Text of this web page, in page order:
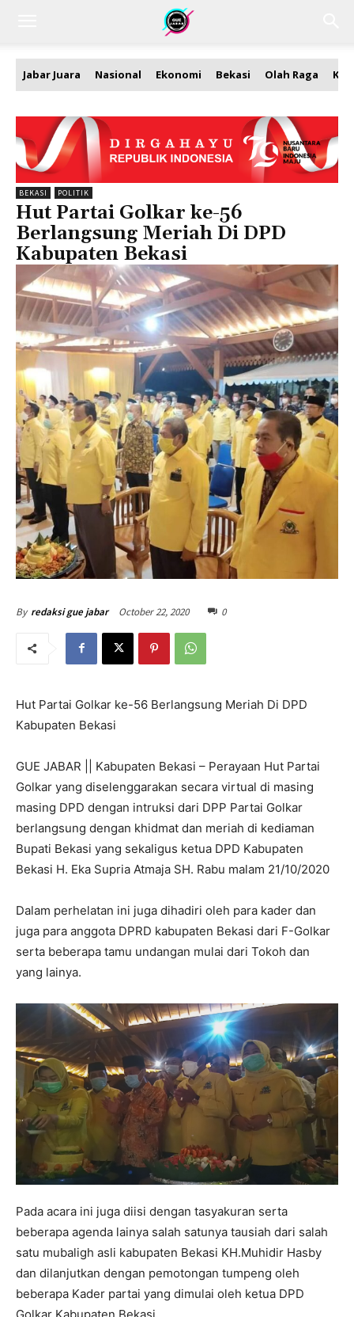
Jabar Juara Nasional Ekonomi Bekasi Olah Raga
BEKASI POLITIK
Hut Partai Golkar ke-56
Berlangsung Meriah Di DPD
Kabupaten Bekasi
By redaksi gue jabar October 22, 2020 0
Hut Partai Golkar ke-56 Berlangsung Meriah Di DPD
Kabupaten Bekasi
GUE JABAR || Kabupaten Bekasi – Perayaan Hut Partai
Golkar yang diselenggarakan secara virtual di masing
masing DPD dengan intruksi dari DPP Partai Golkar
berlangsung dengan khidmat dan meriah di kediaman
Bupati Bekasi yang sekaligus ketua DPD Kabupaten
Bekasi H. Eka Supria Atmaja SH. Rabu malam 21/10/2020
Dalam perhelatan ini juga dihadiri oleh para kader dan
juga para anggota DPRD kabupaten Bekasi dari F-Golkar
serta beberapa tamu undangan mulai dari Tokoh dan
yang lainya.
Pada acara ini juga diisi dengan tasyakuran serta
beberapa agenda lainya salah satunya tausiah dari salah
satu mubaligh asli kabupaten Bekasi KH.Muhidir Hasby
dan dilanjutkan dengan pemotongan tumpeng oleh
beberapa Kader partai yang dimulai oleh ketua DPD